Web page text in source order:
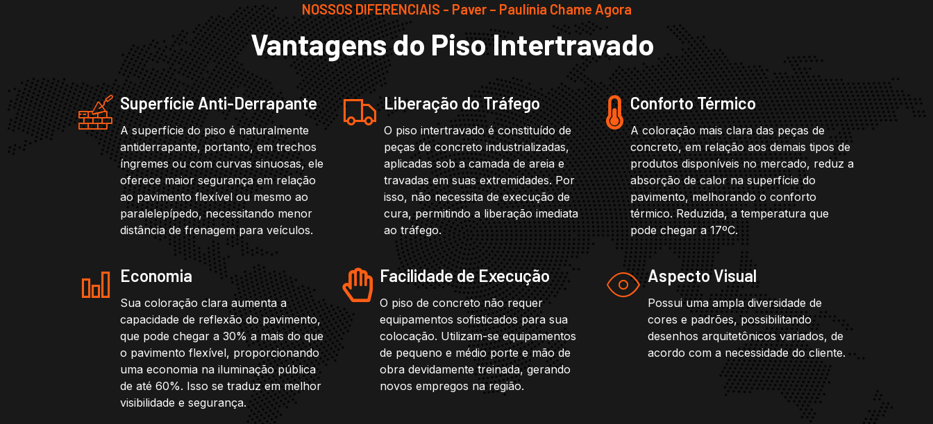
NOSSOS DIFERENCIAIS - Paver – Paulínia Chame Agora
Vantagens do Piso Intertravado
Superfície Anti-Derrapante
A superfície do piso é naturalmente
antiderrapante, portanto, em trechos
íngremes ou com curvas sinuosas, ele
oferece maior segurança em relação
ao pavimento flexível ou mesmo ao
paralelepípedo, necessitando menor
distância de frenagem para veículos.
Liberação do Tráfego
O piso intertravado é constituído de
peças de concreto industrializadas,
aplicadas sob a camada de areia e
travadas em suas extremidades. Por
isso, não necessita de execução de
cura, permitindo a liberação imediata
ao tráfego.
Conforto Térmico
A coloração mais clara das peças de
concreto, em relação aos demais tipos de
produtos disponíveis no mercado, reduz a
absorção de calor na superfície do
pavimento, melhorando o conforto
térmico. Reduzida, a temperatura que
pode chegar a 17ºC.
Economia
Sua coloração clara aumenta a
capacidade de reflexão do pavimento,
que pode chegar a 30% a mais do que
o pavimento flexível, proporcionando
uma economia na iluminação pública
de até 60%. Isso se traduz em melhor
visibilidade e segurança.
Facilidade de Execução
O piso de concreto não requer
equipamentos sofisticados para sua
colocação. Utilizam-se equipamentos
de pequeno e médio porte e mão de
obra devidamente treinada, gerando
novos empregos na região.
Aspecto Visual
Possui uma ampla diversidade de
cores e padrões, possibilitando
desenhos arquitetônicos variados, de
acordo com a necessidade do cliente.